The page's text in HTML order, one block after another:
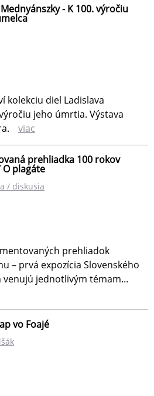
- K 100. výročiu
kolekciu diel Ladislava
jeho úmrtia. Výstava
viac
prehliadka 100 rokov
plagáte
/ diskusia
prehliadok
– prvá expozícia Slovenského
venujú jednotlivým témam...
vo Foajé